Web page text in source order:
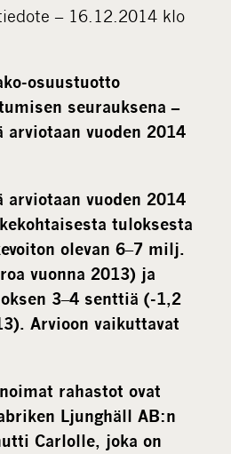
– 16.12.2014 klo
osuustuotto
seurauksena –
arviotaan vuoden 2014
arviotaan vuoden 2014
tuloksesta
olevan 6–7 milj.
vuonna 2013) ja
3–4 senttiä (-1,2
Arvioon vaikuttavat
rahastot ovat
Ljunghäll AB:n
Carlolle, joka on